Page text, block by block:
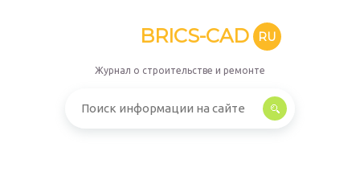
BRICS-CAD RU
Журнал о строительстве и ремонте